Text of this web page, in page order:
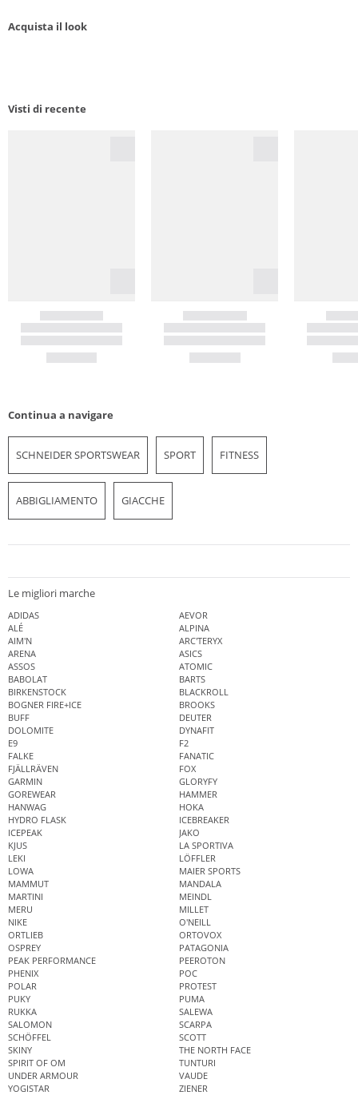
Acquista il look
Visti di recente
Continua a navigare
SCHNEIDER SPORTSWEAR SPORT FITNESS
ABBIGLIAMENTO GIACCHE
Le migliori marche
ADIDAS
AEVOR
ALÉ
ALPINA
AIM'N
ARC'TERYX
ARENA
ASICS
ASSOS
ATOMIC
BABOLAT
BARTS
BIRKENSTOCK
BLACKROLL
BOGNER FIRE+ICE
BROOKS
BUFF
DEUTER
DOLOMITE
DYNAFIT
E9
F2
FALKE
FANATIC
FJÄLLRÄVEN
FOX
GARMIN
GLORYFY
GOREWEAR
HAMMER
HANWAG
HOKA
HYDRO FLASK
ICEBREAKER
ICEPEAK
JAKO
KJUS
LA SPORTIVA
LEKI
LÖFFLER
LOWA
MAIER SPORTS
MAMMUT
MANDALA
MARTINI
MEINDL
MERU
MILLET
NIKE
O'NEILL
ORTLIEB
ORTOVOX
OSPREY
PATAGONIA
PEAK PERFORMANCE
PEEROTON
PHENIX
POC
POLAR
PROTEST
PUKY
PUMA
RUKKA
SALEWA
SALOMON
SCARPA
SCHÖFFEL
SCOTT
SKINY
THE NORTH FACE
SPIRIT OF OM
TUNTURI
UNDER ARMOUR
VAUDE
YOGISTAR
ZIENER